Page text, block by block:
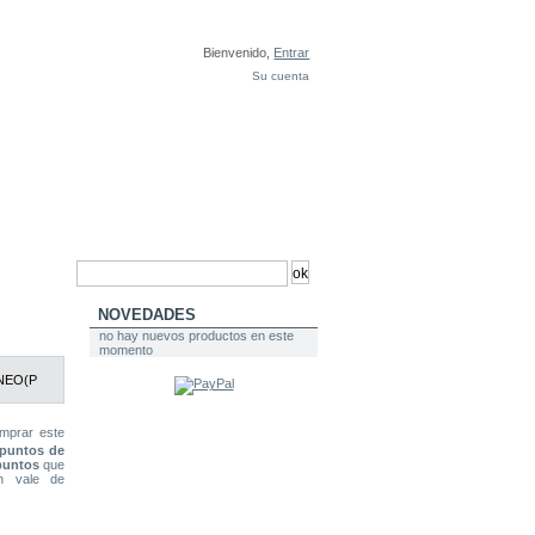
Bienvenido,
Entrar
Su cuenta
este
de
que
vale de
NOVEDADES
no hay nuevos productos en este
momento